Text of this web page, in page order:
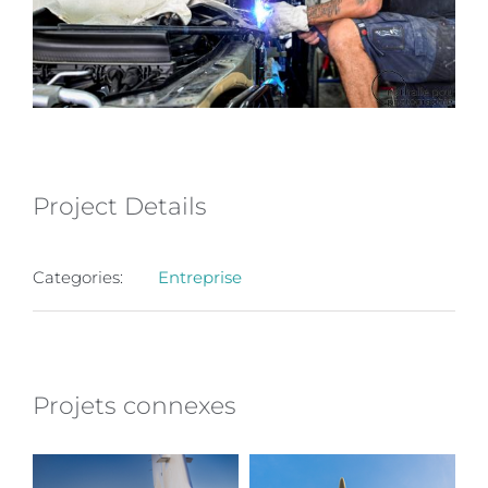
Project Details
Categories: Entreprise
Projets connexes